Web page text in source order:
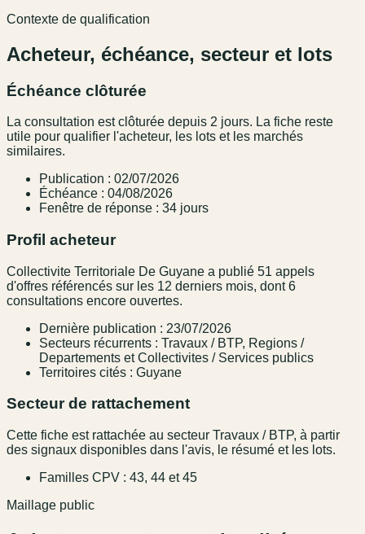
Contexte de qualification
Acheteur, échéance, secteur et lots
Échéance clôturée
La consultation est clôturée depuis 2 jours. La fiche reste
utile pour qualifier l'acheteur, les lots et les marchés
similaires.
Publication : 02/07/2026
Échéance : 04/08/2026
Fenêtre de réponse : 34 jours
Profil acheteur
Collectivite Territoriale De Guyane a publié 51 appels
d'offres référencés sur les 12 derniers mois, dont 6
consultations encore ouvertes.
Dernière publication : 23/07/2026
Secteurs récurrents : Travaux / BTP, Regions /
Departements et Collectivites / Services publics
Territoires cités : Guyane
Secteur de rattachement
Cette fiche est rattachée au secteur Travaux / BTP, à partir
des signaux disponibles dans l'avis, le résumé et les lots.
Familles CPV : 43, 44 et 45
Maillage public